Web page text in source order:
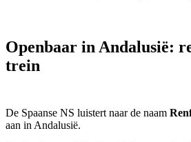
Openbaar in Andalusië:
trein
De Spaanse NS luistert naar de naam
aan in Andalusië.